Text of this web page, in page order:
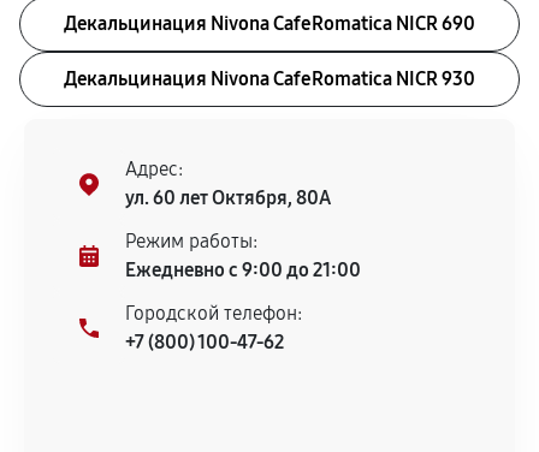
Декальцинация Nivona CafeRomatica NICR 690
Декальцинация Nivona CafeRomatica NICR 930
Адрес:
ул. 60 лет Октября, 80А
Режим работы:
Ежедневно с 9:00 до 21:00
Городской телефон:
+7 (800) 100-47-62